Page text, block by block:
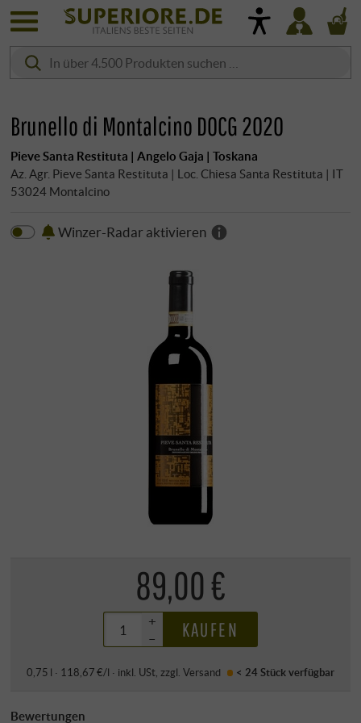
Brunello di Montalcino DOCG 2020
Pieve Santa Restituta | Angelo Gaja | Toskana
Az. Agr. Pieve Santa Restituta | Loc. Chiesa Santa Restituta | IT
53024 Montalcino
Winzer-Radar aktivieren
89,00 €
+
–
KAUFEN
0,75 l · 118,67 €/l · inkl. USt, zzgl. Versand < 24 Stückverfügbar
Bewertungen